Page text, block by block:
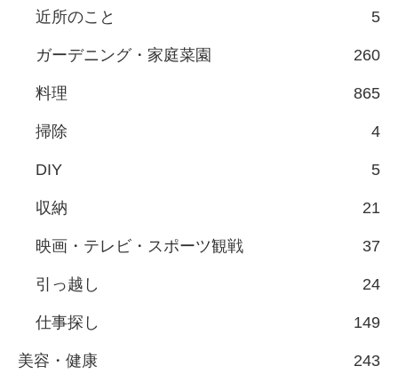
近所のこと 5
ガーデニング・家庭菜園 260
料理 865
掃除 4
DIY 5
収納 21
映画・テレビ・スポーツ観戦 37
引っ越し 24
仕事探し 149
美容・健康 243